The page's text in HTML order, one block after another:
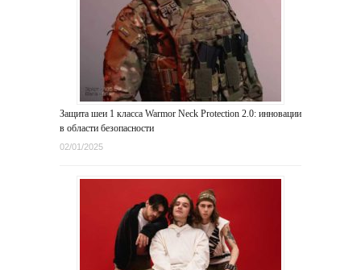
Защита шеи 1 класса Warmor Neck Protection 2.0: инновации
в области безопасности
02/01/2025